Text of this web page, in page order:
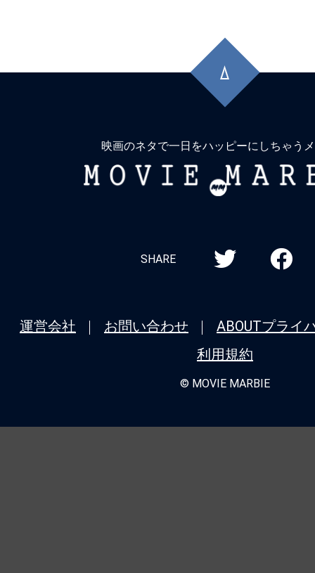
頭
に
映画のネタで一日をハッピーにしちゃう
MOVIE
SHARE
運営会社 お問い合わせ ABOUTプライ
利用規約
© MOVIE MARBIE